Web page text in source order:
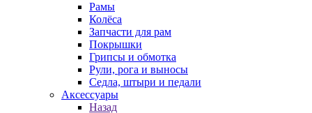
Рамы
Колёса
Запчасти для рам
Покрышки
Грипсы и обмотка
Рули, рога и выносы
Седла, штыри и педали
Аксессуары
Назад